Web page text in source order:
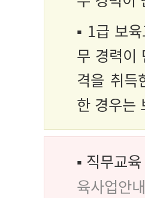
▪ 1급 보
무 경력이
격을 취득
한 경우는
▪ 직무교
육사업안내